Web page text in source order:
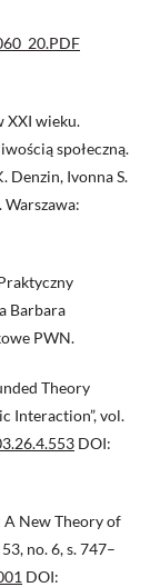
XXI wieku.
społeczną.
Denzin, Ivonna S.
Barbara
PWN.
Theory
Interaction”, vol.
DOI:
New Theory of
no. 6, s. 747–
DOI: